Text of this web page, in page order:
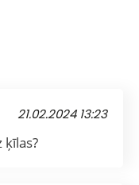
21.02.2024 13:23
ķīlas?